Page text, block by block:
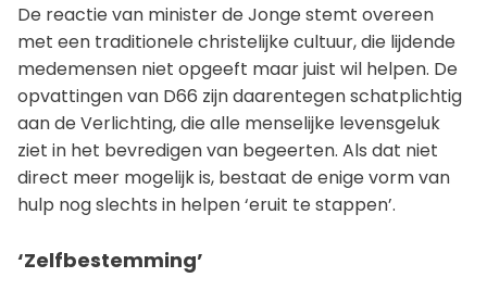
De reactie van minister de Jonge stemt overeen
met een traditionele christelijke cultuur, die lijdende
medemensen niet opgeeft maar juist wil helpen. De
opvattingen van D66 zijn daarentegen schatplichtig
aan de Verlichting, die alle menselijke levensgeluk
ziet in het bevredigen van begeerten. Als dat niet
direct meer mogelijk is, bestaat de enige vorm van
hulp nog slechts in helpen ‘eruit te stappen’.
‘Zelfbestemming’